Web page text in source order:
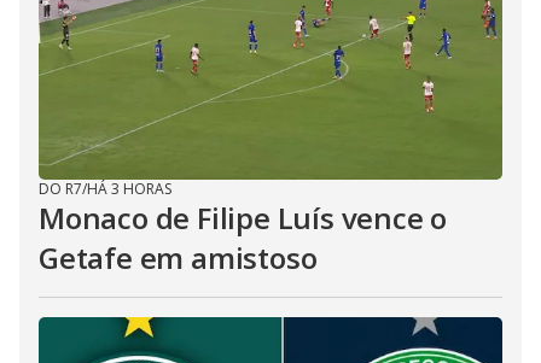
DO R7/HÁ 3 HORAS
Monaco de Filipe Luís vence o
Getafe em amistoso